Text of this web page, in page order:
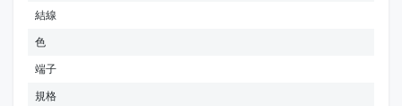
結線
色
端子
規格